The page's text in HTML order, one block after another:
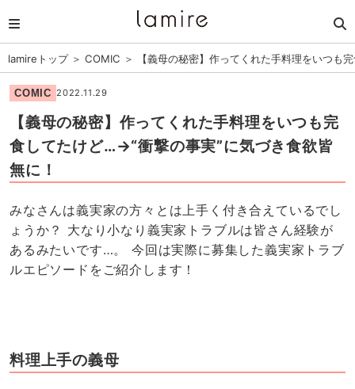
lamireトップ＞ COMIC ＞ 【義母の秘密】作ってくれた手料理をいつ
COMIC 2022.11.29
【義母の秘密】作ってくれた手料理をいつも完
食してたけど…→“衝撃の事実”に気づき食欲皆
無に！
みなさんは義実家の方々とは上手く付き合えているでし
ょうか？ 大なり小なり義実家トラブルは皆さん経験が
あるみたいです…。 今回は実際に募集した義実家トラブ
ルエピソードをご紹介します！
料理上手の義母